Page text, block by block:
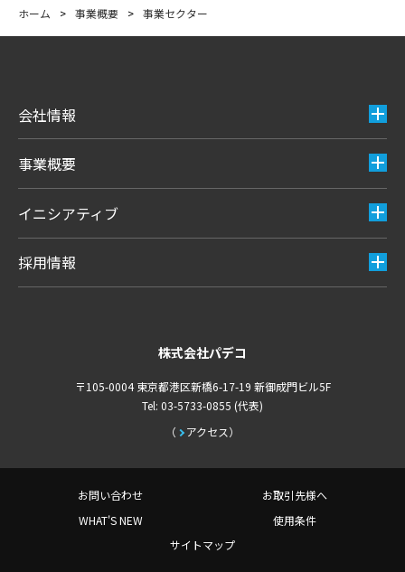
ホーム > 事業概要 > 事業セクター
会社情報
事業概要
イニシアティブ
採用情報
株式会社パデコ
〒105-0004 東京都港区新橋6-17-19 新御成門ビル5F
アクセス
Tel: 03-5733-0855 (代表)
お問い合わせ
お取引先様へ
WHAT'S NEW
使用条件
サイトマップ